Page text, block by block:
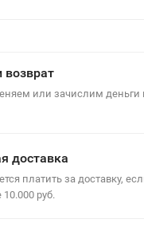
или зачислим деньги
доставка
платить за доставку,
руб.